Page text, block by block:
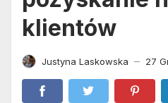
klientów
Justyna Laskowska — 27